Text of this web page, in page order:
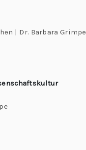
| Dr. Barbara Grimpe